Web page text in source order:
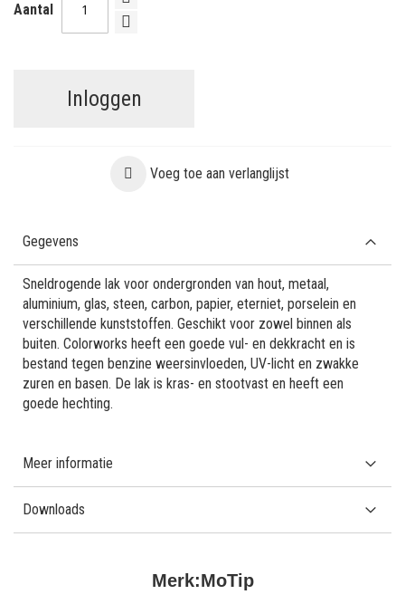
Aantal
Inloggen
Voeg toe aan verlanglijst
Merk:MoTip
Gegevens
Sneldrogende lak voor ondergronden van hout, metaal,
aluminium, glas, steen, carbon, papier, eterniet, porselein en
verschillende kunststoffen. Geschikt voor zowel binnen als
buiten. Colorworks heeft een goede vul- en dekkracht en is
bestand tegen benzine weersinvloeden, UV-licht en zwakke
zuren en basen. De lak is kras- en stootvast en heeft een
goede hechting.
Meer informatie
Downloads